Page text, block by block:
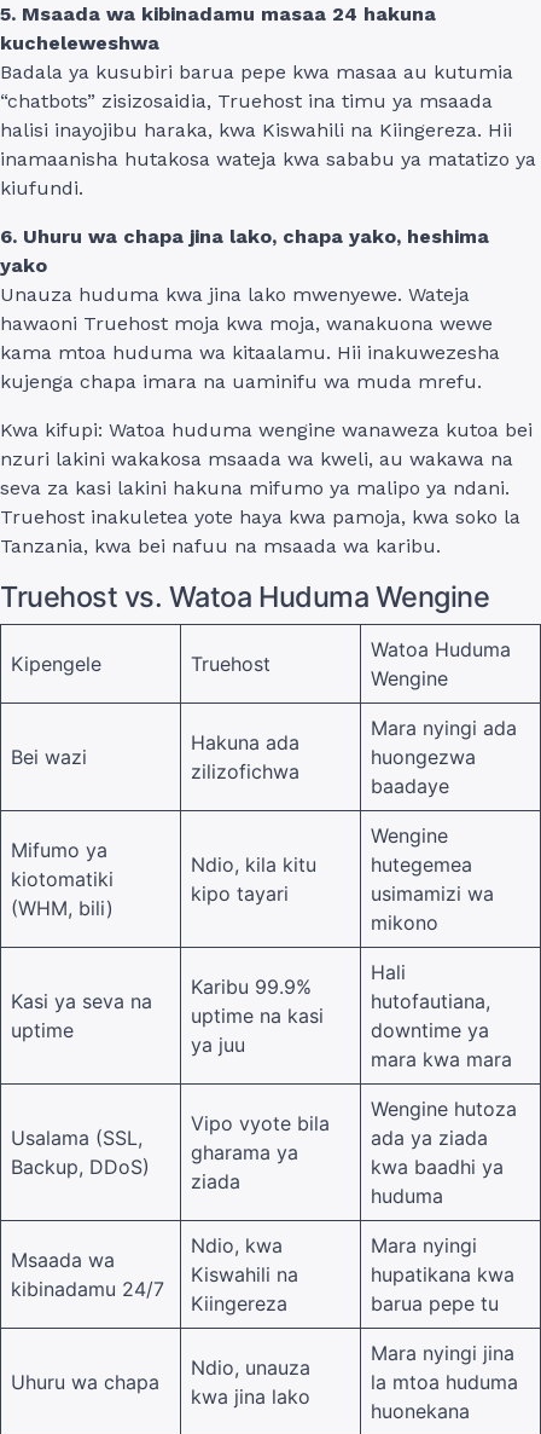
5. Msaada wa kibinadamu masaa 24 hakuna
kucheleweshwa
Badala ya kusubiri barua pepe kwa masaa au kutumia
“chatbots” zisizosaidia, Truehost ina timu ya msaada
halisi inayojibu haraka, kwa Kiswahili na Kiingereza. Hii
inamaanisha hutakosa wateja kwa sababu ya matatizo ya
kiufundi.
6. Uhuru wa chapa jina lako, chapa yako, heshima
yako
Unauza huduma kwa jina lako mwenyewe. Wateja
hawaoni Truehost moja kwa moja, wanakuona wewe
kama mtoa huduma wa kitaalamu. Hii inakuwezesha
kujenga chapa imara na uaminifu wa muda mrefu.
Kwa kifupi: Watoa huduma wengine wanaweza kutoa bei
nzuri lakini wakakosa msaada wa kweli, au wakawa na
seva za kasi lakini hakuna mifumo ya malipo ya ndani.
Truehost inakuletea yote haya kwa pamoja, kwa soko la
Tanzania, kwa bei nafuu na msaada wa karibu.
Truehost vs. Watoa Huduma Wengine
Kipengele Truehost
Watoa Huduma
Wengine
Bei wazi
Hakuna ada
zilizofichwa
Mara nyingi ada
huongezwa
baadaye
Mifumo ya
kiotomatiki
(WHM, bili)
Ndio, kila kitu
kipo tayari
Wengine
hutegemea
usimamizi wa
mikono
Kasi ya seva na
uptime
Karibu 99.9%
uptime na kasi
ya juu
Hali
hutofautiana,
downtime ya
mara kwa mara
Usalama (SSL,
Backup, DDoS)
Vipo vyote bila
gharama ya
ziada
Wengine hutoza
ada ya ziada
kwa baadhi ya
huduma
Msaada wa
kibinadamu 24/7
Ndio, kwa
Kiswahili na
Kiingereza
Mara nyingi
hupatikana kwa
barua pepe tu
Uhuru wa chapa
Ndio, unauza
kwa jina lako
Mara nyingi jina
la mtoa huduma
huonekana